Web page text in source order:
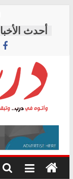
content
درب
وأتوه
درب..
وتبقى
هي